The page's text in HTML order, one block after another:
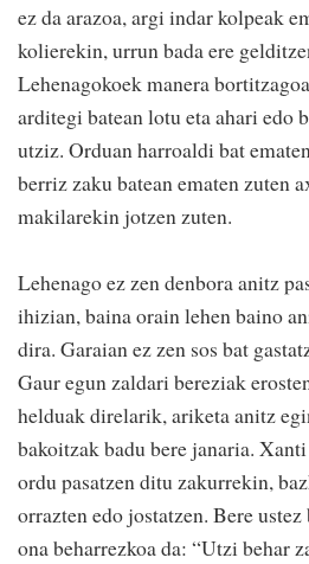
ez da arazoa, argi indar kolpeak
kolierekin, urrun bada ere
Lehenagokoek manera
arditegi batean lotu eta ahari edo
utziz. Orduan harroaldi bat
berriz zaku batean ematen zuten
makilarekin jotzen zuten.
Lehenago ez zen denbora anitz
ihizian, baina orain lehen baino
dira. Garaian ez zen sos bat
Gaur egun zaldari bereziak
helduak direlarik, ariketa anitz
bakoitzak badu bere janaria.
ordu pasatzen ditu zakurrekin,
orrazten edo jostatzen. Bere
ona beharrezkoa da: “Utzi behar